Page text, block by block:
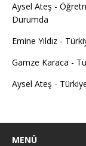
Aysel Ateş -
Durumda
Emine Yıldız -
Gamze Karaca -
Aysel Ateş -
MENÜ